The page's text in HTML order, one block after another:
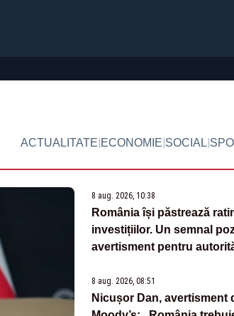
ACTUALITATE|ECONOMIE|SOCIAL|
8 aug. 2026, 10:38
România își păstrează
investițiilor. Un semnal
avertisment pentru
8 aug. 2026, 08:51
Nicușor Dan, avertisment